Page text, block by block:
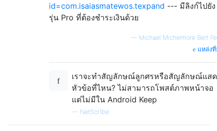
id=com.isaiasmatewos.texpand --- มีลิงก์ไปยัง
รุ่น Pro ที่ต้องชำระเงินด้วย
— Michael Michelmore Bert
แหล่ง
เราจะทำสัญลักษณ์ลูกศรหรือสัญลักษณ์แส
หัวข้อที่ไหน? ไม่สามารถโพสต์ภาพหน้าจอ
แต่ไม่มีใน Android Keep
— NetScr1be